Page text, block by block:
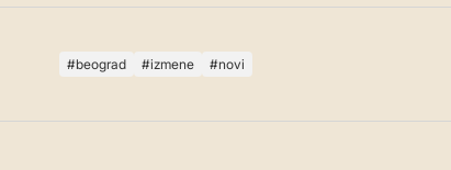
beograd izmene novi